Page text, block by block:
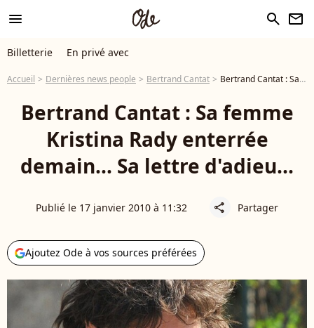
menu search newsletter
Billetterie En privé avec
Accueil Dernières news people Bertrand Cantat Bertrand Cantat : Sa femme Kristina Rady enterrée demain... Sa lettre d'adieu...
Bertrand Cantat : Sa femme
Kristina Rady enterrée
demain... Sa lettre d'adieu...
Publié le 17 janvier 2010 à 11:32 share Partager
Ajoutez Ode à vos sources préférées